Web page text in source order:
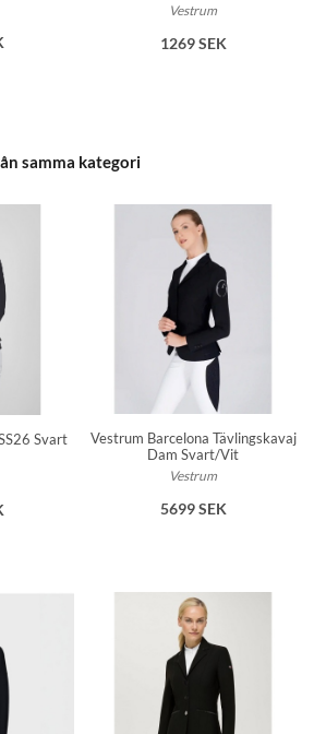
Vestrum
1269 SEK
samma kategori
Svart
Vestrum Barcelona Tävlingskavaj
Dam Svart/Vit
Vestrum
5699 SEK